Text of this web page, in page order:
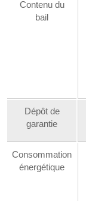
Contenu du
bail
Dépôt de
garantie
Consommation
énergétique